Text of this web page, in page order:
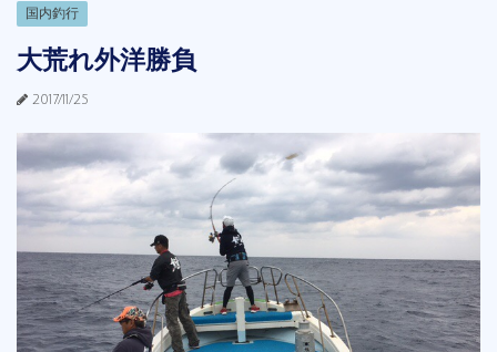
国内釣行
大荒れ外洋勝負
2017/11/25